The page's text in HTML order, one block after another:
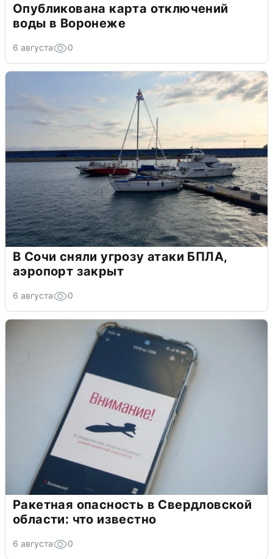
Опубликована карта отключений
воды в Воронеже
6 августа 0
В Сочи сняли угрозу атаки БПЛА,
аэропорт закрыт
6 августа 0
Ракетная опасность в Свердловской
области: что известно
6 августа 0